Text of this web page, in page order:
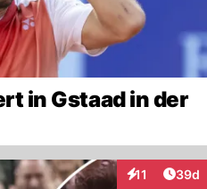
in Gstaad in der
11
Interaktionen
39d